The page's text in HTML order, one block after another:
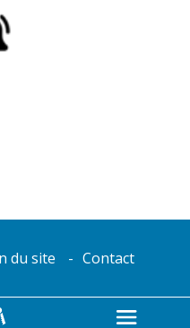
du site Contact